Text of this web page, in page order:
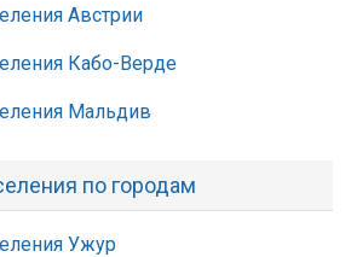
Австрии
Кабо-Верде
Мальдив
по городам
Ужур